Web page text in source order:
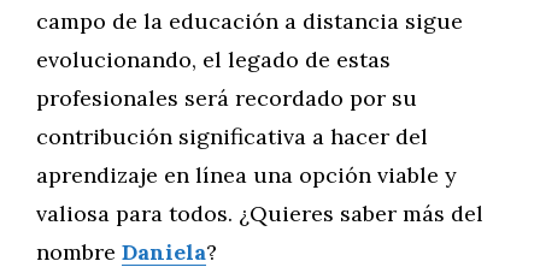
campo de la educación a distancia sigue
evolucionando, el legado de estas
profesionales será recordado por su
contribución significativa a hacer del
aprendizaje en línea una opción viable y
valiosa para todos. ¿Quieres saber más del
nombre Daniela?